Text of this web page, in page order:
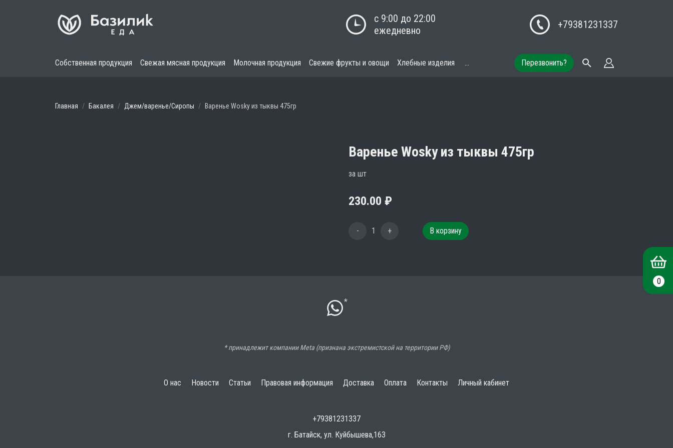
с 9:00 до 22:00
ежедневно
+79381231337
Собственная продукция Свежая мясная продукция Молочная продукция Свежие фрукты и овощи Хлебные изделия ... Перезвонить?
Главная Бакалея Джем/варенье/Сиропы Варенье Wosky из тыквы 475гр
Варенье Wosky из тыквы 475гр
за шт
230.00 ₽
- 1 + В корзину
*
* принадлежит компании Meta (признана экстремистской на территории РФ)
О нас Новости Статьи Правовая информация Доставка Оплата Контакты Личный кабинет
+79381231337
г. Батайск, ул. Куйбышева,163
0